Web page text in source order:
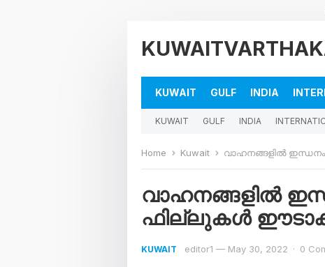
KUWAIT GULF INDIA
KUWAIT GULF INDIA
Home Kuwait വാഹനങ്ങളിൽ ഇന്ധനം
വാഹനങ്ങളിൽ
ഫില്ലുകൾ
KUWAIT editor1 — May 30, 2022 · 0